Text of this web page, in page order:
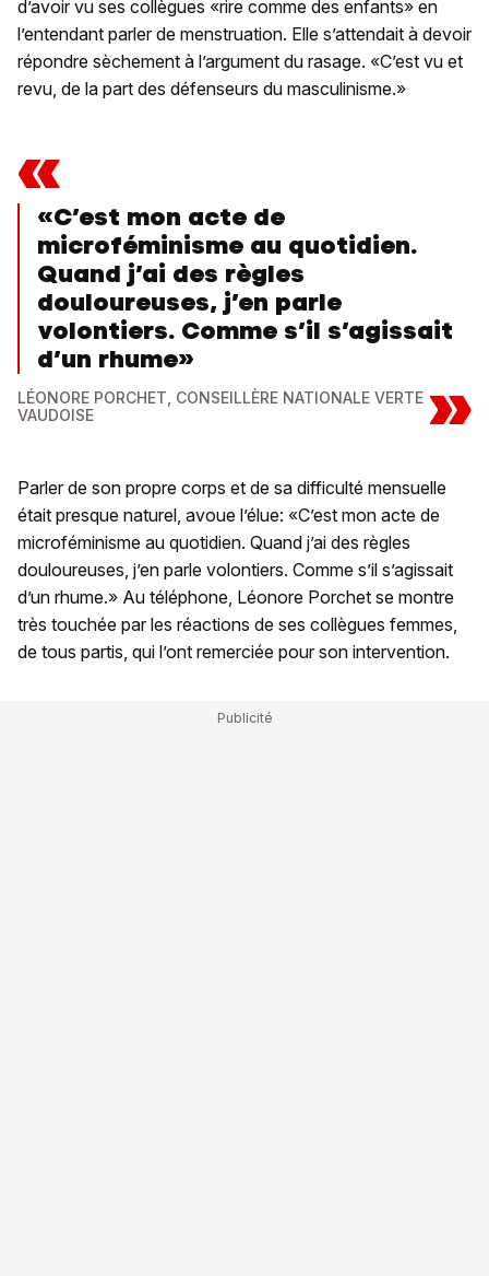
d’avoir vu ses collègues «rire comme des enfants» en
l’entendant parler de menstruation. Elle s’attendait à devoir
répondre sèchement à l’argument du rasage. «C’est vu et
revu, de la part des défenseurs du masculinisme.»
«
«C’est mon acte de
microféminisme au quotidien.
Quand j’ai des règles
douloureuses, j’en parle
volontiers. Comme s’il s’agissait
d’un rhume»
LÉONORE PORCHET, CONSEILLÈRE NATIONALE VERTE
VAUDOISE
»
Parler de son propre corps et de sa difficulté mensuelle
était presque naturel, avoue l’élue: «C’est mon acte de
microféminisme au quotidien. Quand j’ai des règles
douloureuses, j’en parle volontiers. Comme s’il s’agissait
d’un rhume.» Au téléphone, Léonore Porchet se montre
très touchée par les réactions de ses collègues femmes,
de tous partis, qui l’ont remerciée pour son intervention.